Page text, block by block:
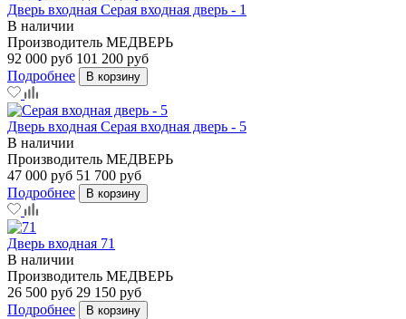
Дверь входная Серая входная дверь - 1
В наличии
Производитель МЕДВЕРЬ
92 000 руб 101 200 руб
Подробнее
В корзину
Дверь входная Серая входная дверь - 5
В наличии
Производитель МЕДВЕРЬ
47 000 руб 51 700 руб
Подробнее
В корзину
Дверь входная 71
В наличии
Производитель МЕДВЕРЬ
26 500 руб 29 150 руб
Подробнее
В корзину